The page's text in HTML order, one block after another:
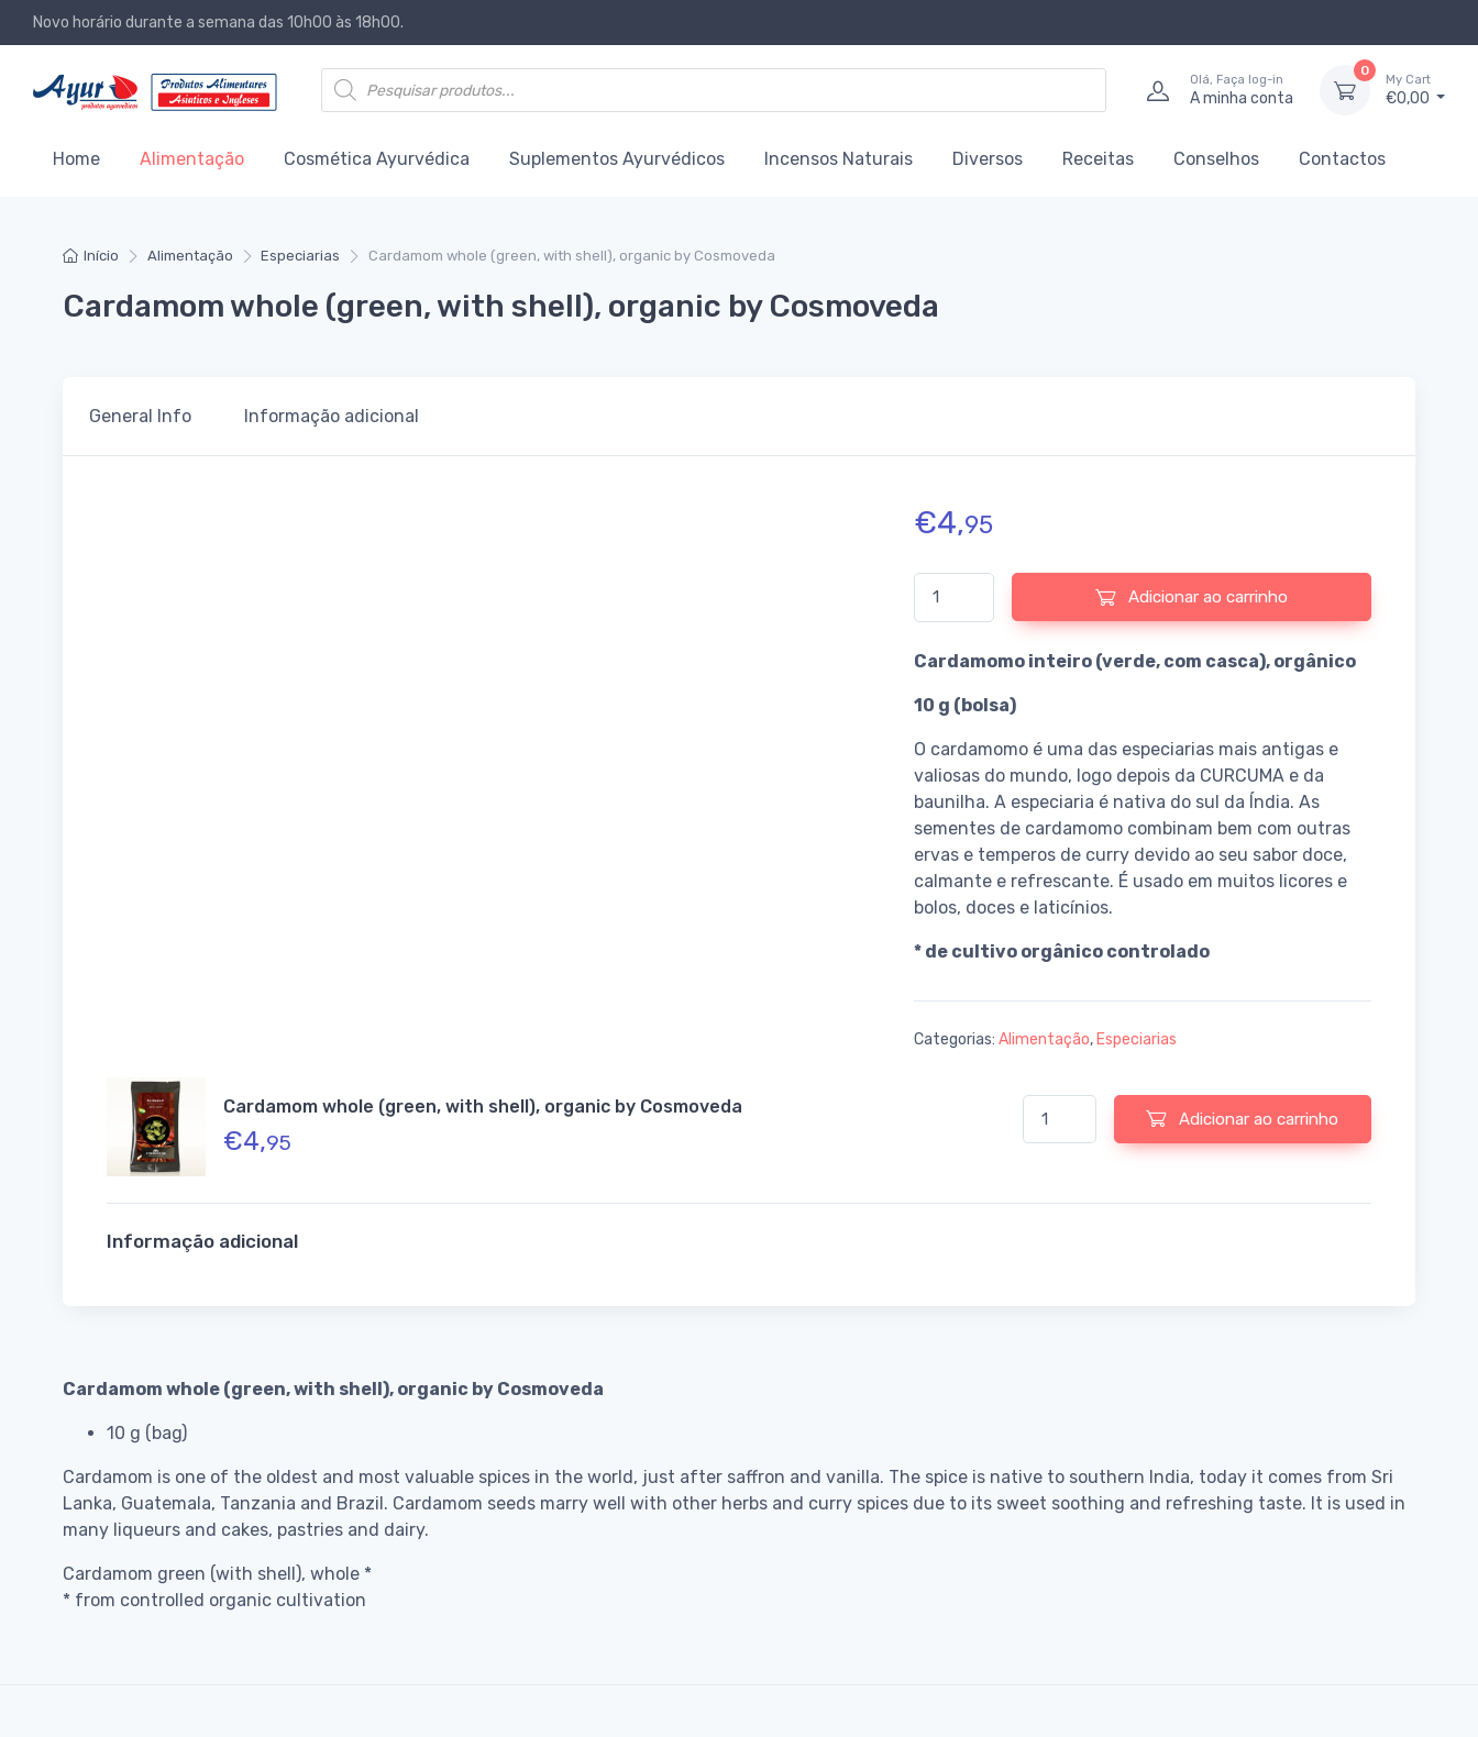
Novo horário durante a semana das 10h00 às 18h00.
Products search Olá, Faça log-in
A minha conta
0
My Cart
€0,00
Home Alimentação Cosmética Ayurvédica Suplementos Ayurvédicos Incensos Naturais Diversos Receitas Conselhos Contactos
Início Alimentação Especiarias Cardamom whole (green, with shell), organic by Cosmoveda
Cardamom whole (green, with shell), organic by Cosmoveda
General Info Informação adicional
€4,95
Quantidade de Cardamom whole (green, with shell), organic by Cosmoveda
Adicionar ao carrinho
Cardamomo inteiro (verde, com casca), orgânico
10 g (bolsa)
O cardamomo é uma das especiarias mais antigas e
valiosas do mundo, logo depois da CURCUMA e da
baunilha. A especiaria é nativa do sul da Índia. As
sementes de cardamomo combinam bem com outras
ervas e temperos de curry devido ao seu sabor doce,
calmante e refrescante. É usado em muitos licores e
bolos, doces e laticínios.
* de cultivo orgânico controlado
Categorias: Alimentação, Especiarias
Cardamom whole (green, with shell), organic by Cosmoveda
€4,95
Quantidade de Cardamom whole (green, with shell), organic by
Adicionar ao carrinho
Informação adicional
Cardamom whole (green, with shell), organic by Cosmoveda
10 g (bag)
Cardamom is one of the oldest and most valuable spices in the world, just after saffron and vanilla. The spice is native to southern India, today it comes from Sri
Lanka, Guatemala, Tanzania and Brazil. Cardamom seeds marry well with other herbs and curry spices due to its sweet soothing and refreshing taste. It is used in
many liqueurs and cakes, pastries and dairy.
Cardamom green (with shell), whole *
* from controlled organic cultivation